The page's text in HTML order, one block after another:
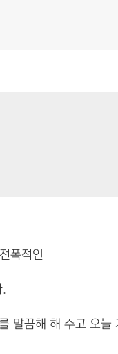
폭적인
.
말끔해 해 주고 오늘